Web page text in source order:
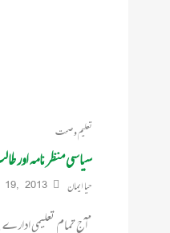
تعلیم و صحت
سیاسی منظرنامہ اور
حیا ایمان 19, 2013
’آج تمام تعلیمی